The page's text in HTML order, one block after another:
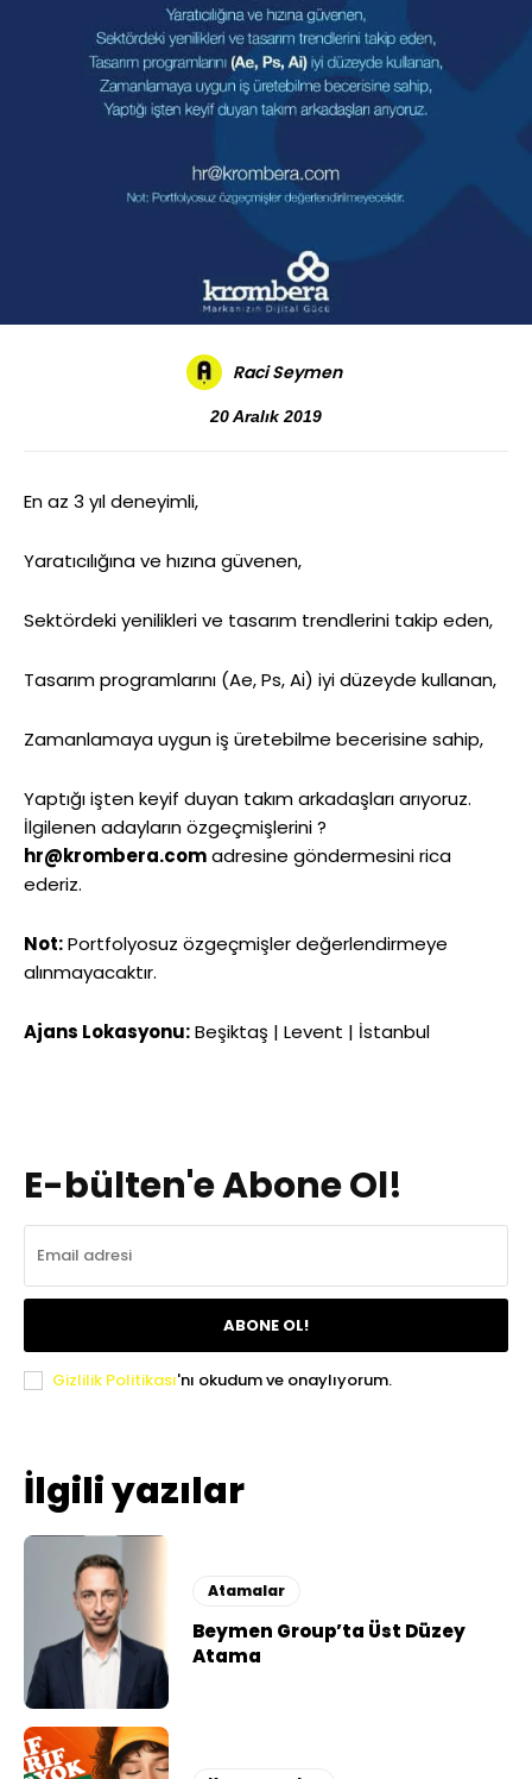
Raci Seymen
20 Aralık 2019
En az 3 yıl deneyimli,
Yaratıcılığına ve hızına güvenen,
Sektördeki yenilikleri ve tasarım trendlerini takip eden,
Tasarım programlarını (Ae, Ps, Ai) iyi düzeyde kullanan,
Zamanlamaya uygun iş üretebilme becerisine sahip,
Yaptığı işten keyif duyan takım arkadaşları arıyoruz.
İlgilenen adayların özgeçmişlerini ?
hr@krombera.comadresine göndermesini rica
ederiz.
Not:Portfolyosuz özgeçmişler değerlendirmeye
alınmayacaktır.
Ajans Lokasyonu:Beşiktaş | Levent | İstanbul
E-bülten'e Abone Ol!
ABONE OL!
Gizlilik Politikası'nı okudum ve onaylıyorum.
İlgili yazılar
Atamalar
Beymen Group’ta Üst Düzey
Atama